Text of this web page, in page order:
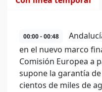
00:00 - 00:48
en el nuevo marco
Comisión Europea a
supone la garantía
cientos de miles de